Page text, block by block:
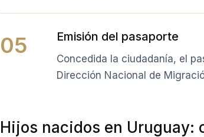
05 Emisión del pasaporte
Concedida la ciudadanía, el
Dirección Nacional de
Hijos nacidos en Uruguay: